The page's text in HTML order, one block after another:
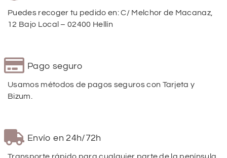
Puedes recoger tu pedido en: C/ Melchor de Macanaz,
12 Bajo Local – 02400 Hellín
Pago seguro
Usamos métodos de pagos seguros con Tarjeta y
Bizum.
Envío en 24h/72h